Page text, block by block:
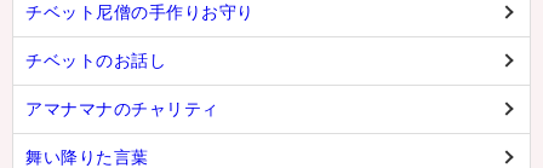
チベット尼僧の手作りお守り
チベットのお話し
アマナマナのチャリティ
舞い降りた言葉